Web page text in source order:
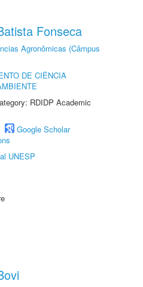
Fonseca
Agronômicas (Câmpus
DE CIÊNCIA
RDIDP Academic
Google Scholar
UNESP